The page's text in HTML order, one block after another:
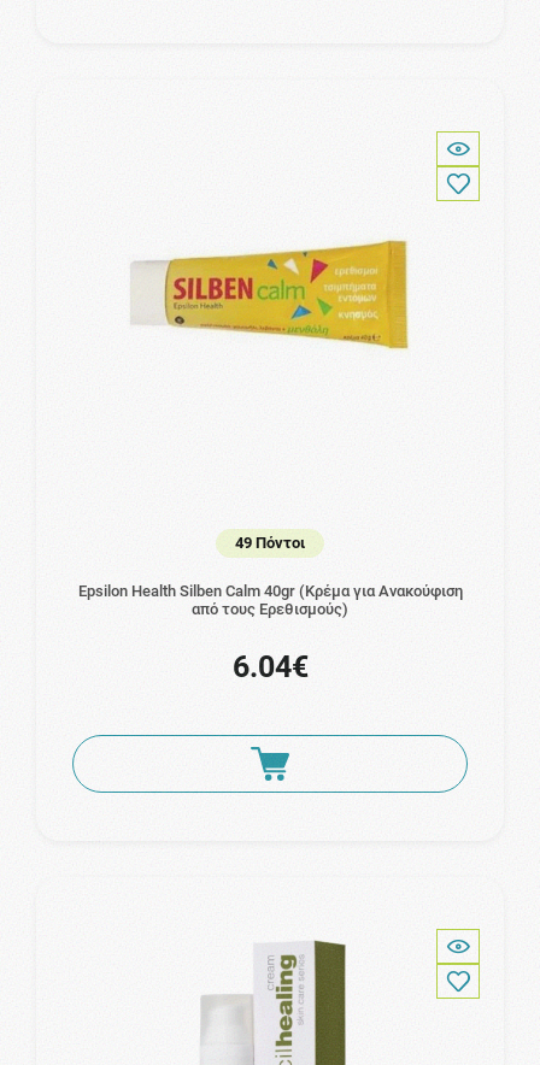
49 Πόντοι
Epsilon Health Silben Calm 40gr (Κρέμα για Ανακούφιση
από τους Ερεθισμούς)
6.04€